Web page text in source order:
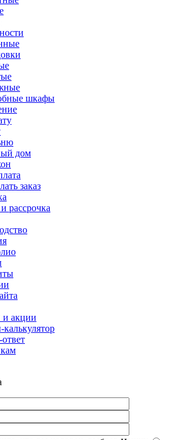
шкафы
дом
заказ
рассрочка
акции